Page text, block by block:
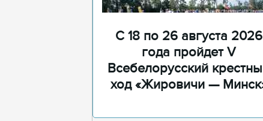
С 18 по 26 августа 2026
года пройдет V
Всебелорусский
ход «Жировичи —